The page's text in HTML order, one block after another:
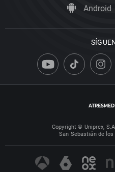
Android
Copyright © Uniprex,
San Sebastián de